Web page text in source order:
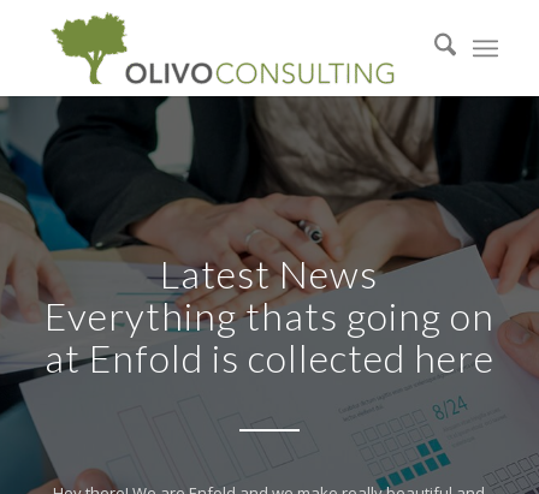
Latest News
Everything thats going on
at Enfold is collected here